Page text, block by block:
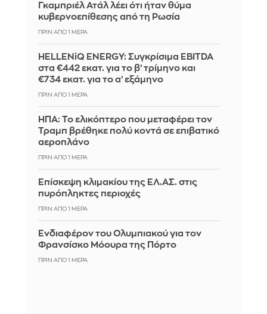
Γκαμπριέλ Ατάλ λέει ότι ήταν θύμα
κυβερνοεπίθεσης από τη Ρωσία
ΠΡΙΝ ΑΠΌ 1 ΜΈΡΑ
HELLENiQ ENERGY: Συγκρίσιμα EBITDA
στα €442 εκατ. για το β’ τρίμηνο και
€734 εκατ. για το α’ εξάμηνο
ΠΡΙΝ ΑΠΌ 1 ΜΈΡΑ
ΗΠΑ: Το ελικόπτερο που μεταφέρει τον
Τραμπ βρέθηκε πολύ κοντά σε επιβατικό
αεροπλάνο
ΠΡΙΝ ΑΠΌ 1 ΜΈΡΑ
Επίσκεψη κλιμακίου της ΕΛ.ΑΣ. στις
πυρόπληκτες περιοχές
ΠΡΙΝ ΑΠΌ 1 ΜΈΡΑ
Ενδιαφέρον του Ολυμπιακού για τον
Φρανσίσκο Μόουρα της Πόρτο
ΠΡΙΝ ΑΠΌ 1 ΜΈΡΑ